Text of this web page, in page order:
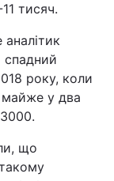
тисяч.
спадний
року, коли
майже у два
що